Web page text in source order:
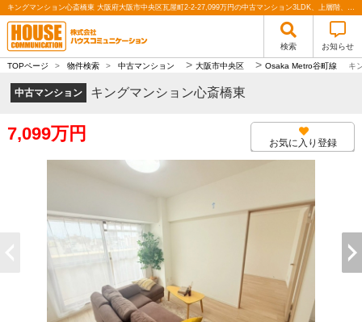
キングマンション心斎橋東 大阪府大阪市中央区瓦屋町2-2-27,099万円の中古マンション3LDK、上層階、リノベーション、食洗器、南向き、角部屋｜株式会社ハウスコミュニケーション
検索 お知らせ
TOPページ > 物件検索 > 中古マンション > 大阪市中央区 > Osaka Metro谷町線 キ
中古マンション キングマンション心斎橋東
7,099万円 お気に入り登録